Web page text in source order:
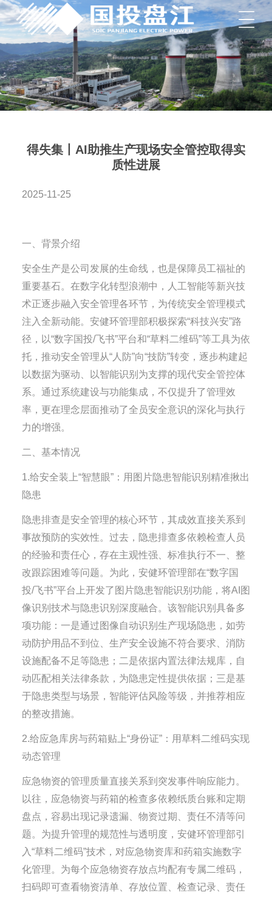
菜单
得失集丨AI助推生产现场安全管控取得实
质性进展
2025-11-25
一、背景介绍
安全生产是公司发展的生命线，也是保障员工福祉的
重要基石。在数字化转型浪潮中，人工智能等新兴技
术正逐步融入安全管理各环节，为传统安全管理模式
注入全新动能。安健环管理部积极探索“科技兴安”路
径，以“数字国投/飞书”平台和“草料二维码”等工具为依
托，推动安全管理从“人防”向“技防”转变，逐步构建起
以数据为驱动、以智能识别为支撑的现代安全管控体
系。通过系统建设与功能集成，不仅提升了管理效
率，更在理念层面推动了全员安全意识的深化与执行
力的增强。
二、基本情况
1.给安全装上“智慧眼”：用图片隐患智能识别精准揪出
隐患
隐患排查是安全管理的核心环节，其成效直接关系到
事故预防的实效性。过去，隐患排查多依赖检查人员
的经验和责任心，存在主观性强、标准执行不一、整
改跟踪困难等问题。为此，安健环管理部在“数字国
投/飞书”平台上开发了图片隐患智能识别功能，将AI图
像识别技术与隐患识别深度融合。该智能识别具备多
项功能：一是通过图像自动识别生产现场隐患，如劳
动防护用品不到位、生产安全设施不符合要求、消防
设施配备不足等隐患；二是依据内置法律法规库，自
动匹配相关法律条款，为隐患定性提供依据；三是基
于隐患类型与场景，智能评估风险等级，并推荐相应
的整改措施。
2.给应急库房与药箱贴上“身份证”：用草料二维码实现
动态管理
应急物资的管理质量直接关系到突发事件响应能力。
以往，应急物资与药箱的检查多依赖纸质台账和定期
盘点，容易出现记录遗漏、物资过期、责任不清等问
题。为提升管理的规范性与透明度，安健环管理部引
入“草料二维码”技术，对应急物资库和药箱实施数字
化管理。为每个应急物资存放点均配有专属二维码，
扫码即可查看物资清单、存放位置、检查记录、责任